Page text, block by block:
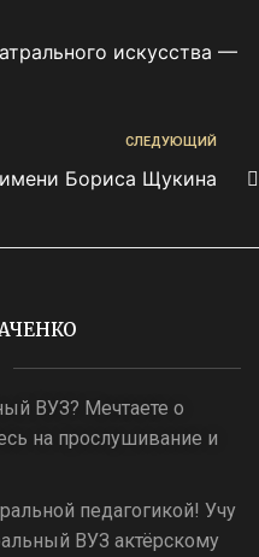
искусства —
СЛЕДУЮЩИЙ
Бориса Щукина
ВУЗ? Мечтаете о
на прослушивание и
педагогикой! Учу
ВУЗ актёрскому